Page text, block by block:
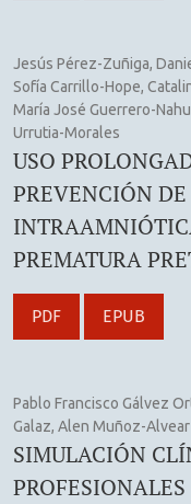
Jesús Pérez-Zuñiga,
Sofía Carrillo-Hope,
María José Guerrero-
Urrutia-Morales
USO
PREVENCIÓN
PREMATURA
PDF EPUB
Pablo Francisco Gálvez
Galaz, Alen Muñoz-Alvear
SIMULACIÓN